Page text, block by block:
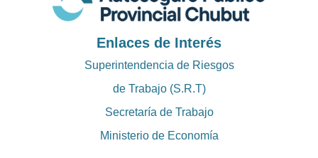
Enlaces de Interés
Superintendencia de Riesgos
de Trabajo (S.R.T)
Secretaría de Trabajo
Ministerio de Economía